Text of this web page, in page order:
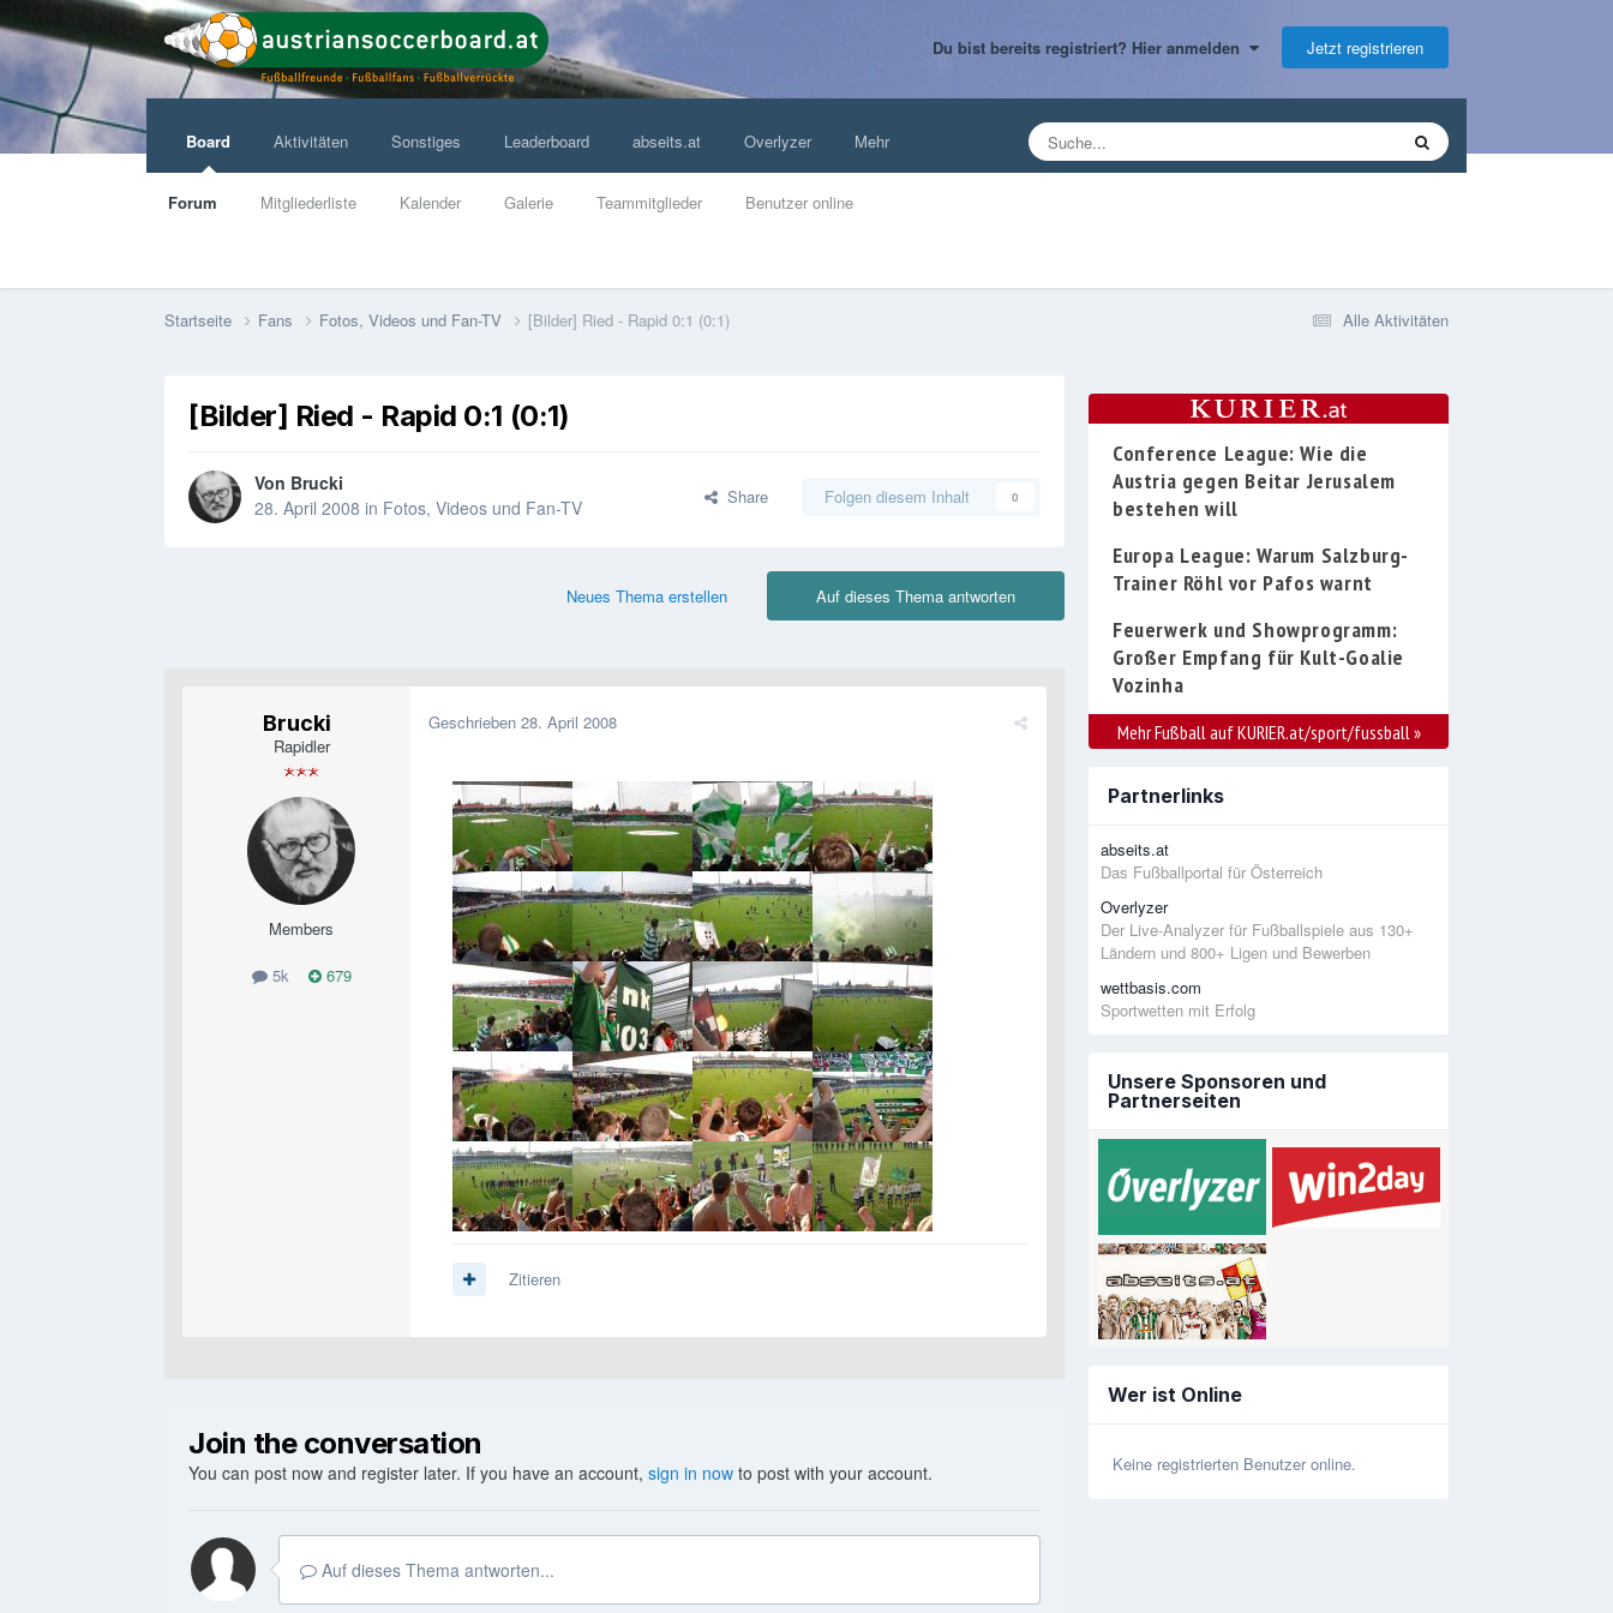
Du bist bereits registriert? Hier anmelden Jetzt registrieren
Board
Forum Mitgliederliste Kalender Galerie Teammitglieder Benutzer online
Aktivitäten Sonstiges Leaderboard abseits.at Overlyzer Mehr
Alle Aktivitäten
Startseite Fans Fotos, Videos und Fan-TV [Bilder] Ried - Rapid 0:1 (0:1)
[Bilder] Ried - Rapid 0:1 (0:1)
Von Brucki
28. April 2008 in Fotos, Videos und Fan-TV Share Folgen diesem Inhalt 0
Auf dieses Thema antworten
Neues Thema erstellen
Brucki
Rapidler
Members
5k 679
Geschrieben 28. April 2008
Zitieren
Join the conversation
You can post now and register later. If you have an account, sign in now to post with your account.
Auf dieses Thema antworten...
Conference League: Wie die
Austria gegen Beitar Jerusalem
bestehen will
Europa League: Warum Salzburg-
Trainer Röhl vor Pafos warnt
Feuerwerk und Showprogramm:
Großer Empfang für Kult-Goalie
Vozinha
Mehr Fußball auf KURIER.at/sport/fussball »
Partnerlinks
abseits.at
Das Fußballportal für Österreich
Overlyzer
Der Live-Analyzer für Fußballspiele aus 130+
Ländern und 800+ Ligen und Bewerben
wettbasis.com
Sportwetten mit Erfolg
Unsere Sponsoren und
Partnerseiten
Wer ist Online
Keine registrierten Benutzer online.